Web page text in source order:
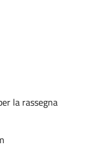
la rassegna